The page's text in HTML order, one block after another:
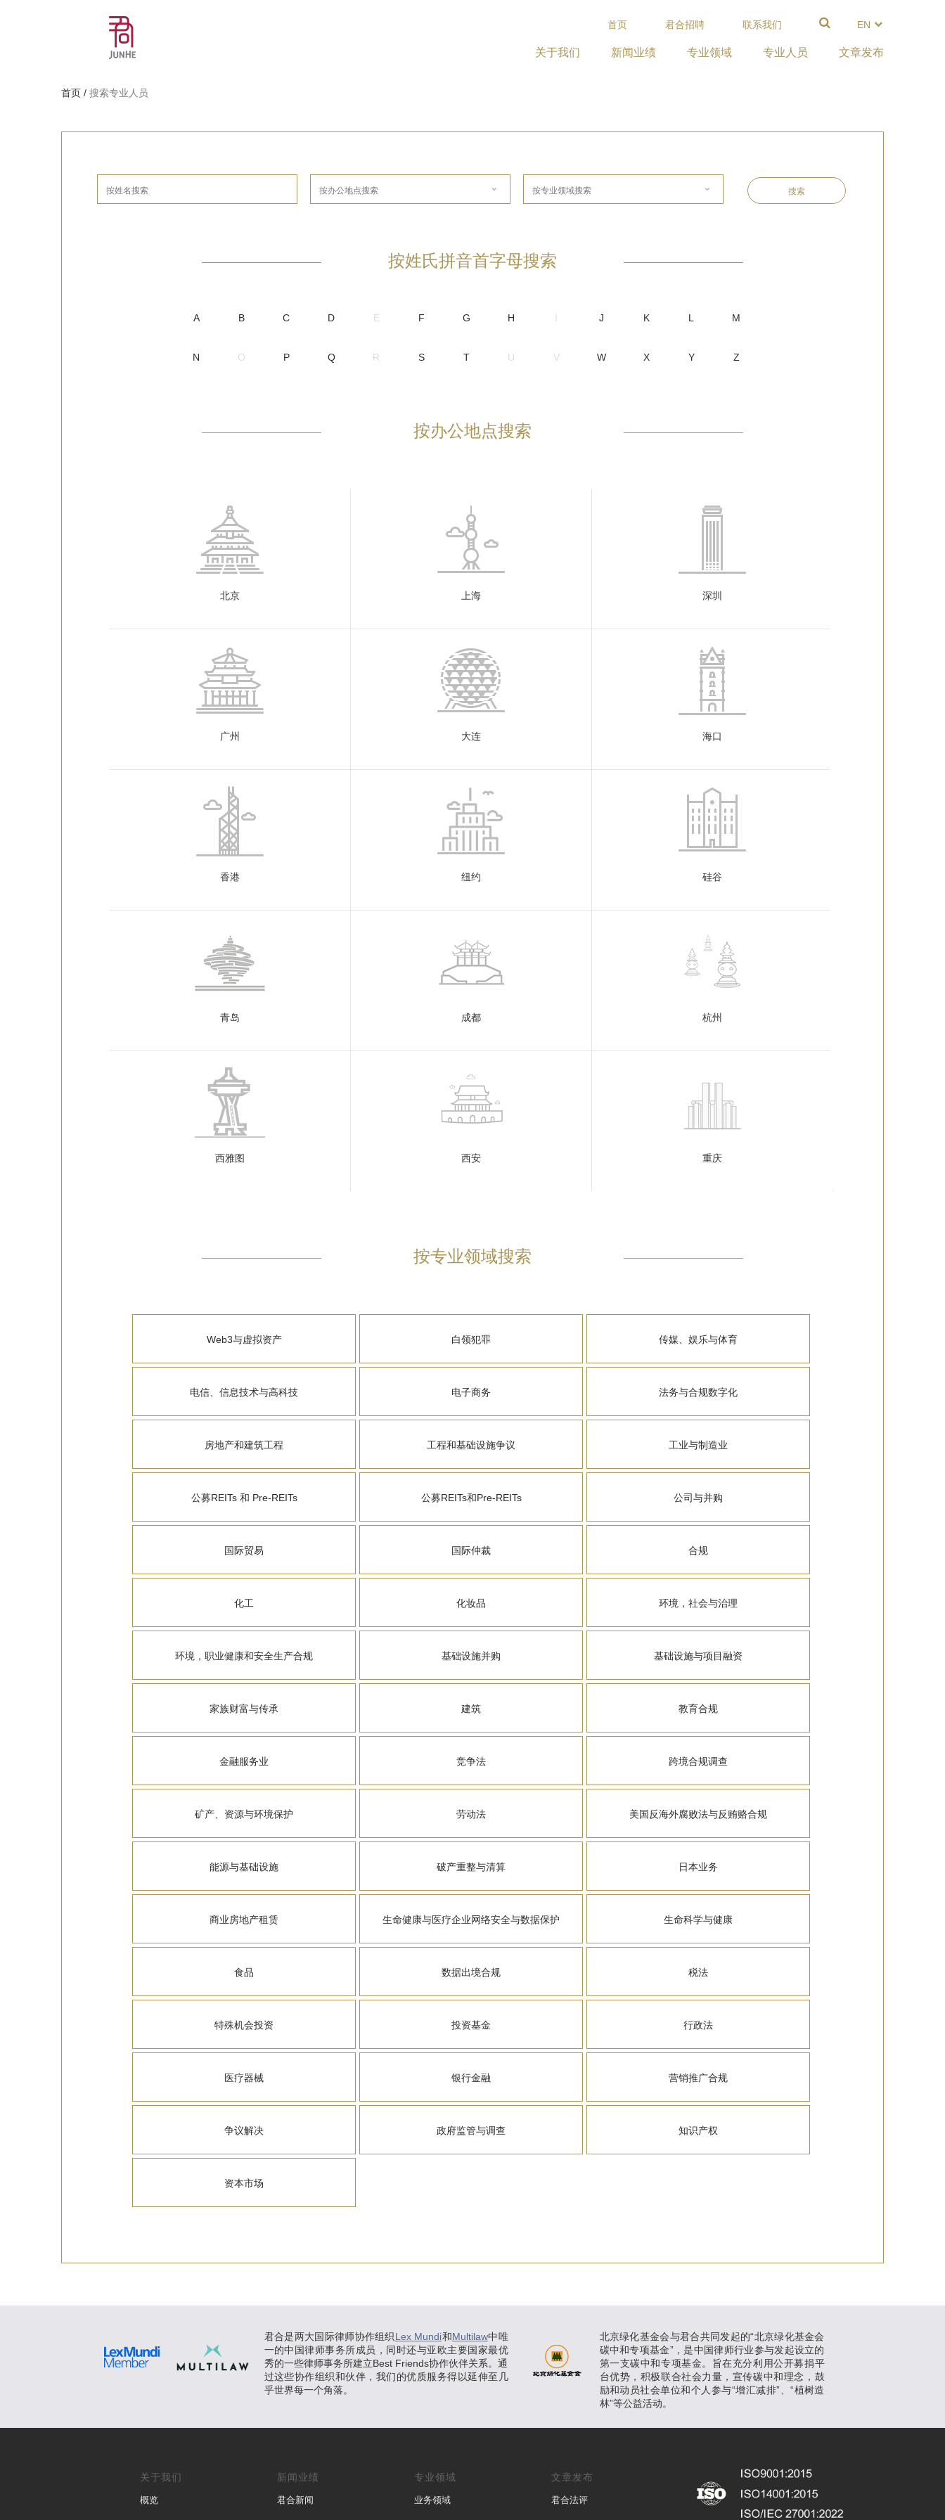
EN
首页 君合招聘 联系我们
关于我们 新闻业绩 专业领域 专业人员 文章发布
首页 / 搜索专业人员
按姓氏拼音首字母搜索
A B C D E F G H I J K L M
N O P Q R S T U V W X Y Z
按办公地点搜索
北京 上海 深圳
广州 大连 海口
香港 纽约 硅谷
青岛 成都 杭州
西雅图 西安 重庆
按专业领域搜索
Web3与虚拟资产 白领犯罪 传媒、娱乐与体育
电信、信息技术与高科技 电子商务 法务与合规数字化
房地产和建筑工程 工程和基础设施争议 工业与制造业
公募REITs 和 Pre-REITs 公募REITs和Pre-REITs 公司与并购
国际贸易 国际仲裁 合规
化工 化妆品 环境，社会与治理
环境，职业健康和安全生产合规 基础设施并购 基础设施与项目融资
家族财富与传承 建筑 教育合规
金融服务业 竞争法 跨境合规调查
矿产、资源与环境保护 劳动法 美国反海外腐败法与反贿赂合规
能源与基础设施 破产重整与清算 日本业务
商业房地产租赁 生命健康与医疗企业网络安全与数据保护 生命科学与健康
食品 数据出境合规 税法
特殊机会投资 投资基金 行政法
医疗器械 银行金融 营销推广合规
争议解决 政府监管与调查 知识产权
资本市场
君合是两大国际律师协作组织Lex Mundi和Multilaw中唯
一的中国律师事务所成员，同时还与亚欧主要国家最优
秀的一些律师事务所建立Best Friends协作伙伴关系。通
过这些协作组织和伙伴，我们的优质服务得以延伸至几
乎世界每一个角落。
北京绿化基金会与君合共同发起的“北京绿化基金会
碳中和专项基金”，是中国律师行业参与发起设立的
第一支碳中和专项基金。旨在充分利用公开募捐平
台优势，积极联合社会力量，宣传碳中和理念，鼓
励和动员社会单位和个人参与“增汇减排”、“植树造
林”等公益活动。
关于我们
概览
新闻业绩
君合新闻
专业领域
业务领域
文章发布
君合法评